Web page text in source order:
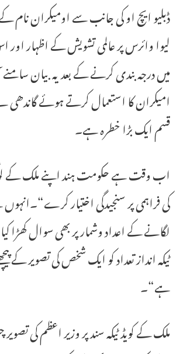
ڈبلیو ایچ او کی جانب سے اومیکران
لیوا وائرس پر عالمی تشویش کے اظہار
میں درجہ بندی کرنے کے بعد یہ بیان
امیکران کا استعمال کرتے ہوئے گاندھی
قسم ایک بڑا خطرہ ہے۔
اب وقت ہے حکومت ہند اپنے ملک کے
کی فراہمی پر سنجیدگی اختیار
لگانے کے اعداد وشمار پر بھی سوال کھڑا
ٹیکہ انداز تعداد کو ایک شخص کی تصویر کے
ہے“۔
ملک کے کویڈ ٹیکہ سند پر وزیر اعظم کی